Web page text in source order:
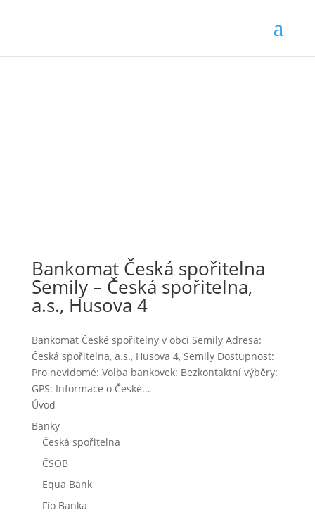
Bankomat Česká spořitelna
Semily – Česká spořitelna,
a.s., Husova 4
Bankomat České spořitelny v obci Semily Adresa:
Česká spořitelna, a.s., Husova 4, Semily Dostupnost:
Pro nevidomé: Volba bankovek: Bezkontaktní výběry:
GPS: Informace o České...
Úvod
Banky
Česká spořitelna
ČSOB
Equa Bank
Fio Banka